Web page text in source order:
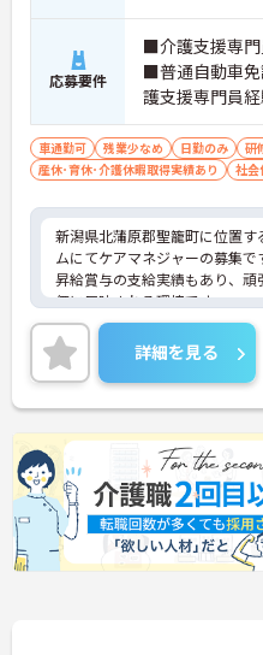
応募要件
■介護支援専門
■普通自動車
護支援専門員
車通勤可 残業少なめ 日勤のみ
研
産休･育休･介護休暇取得実績あり
社会
新潟県北蒲原郡聖籠町に位置す
ムにてケアマネジャーの募集で
昇給賞与の支給実績もあり、頑
価に反映される環境です。
ご興味ある方には、面接対策ポ
詳細をお話しいたしますのでお
い！
詳細を見る